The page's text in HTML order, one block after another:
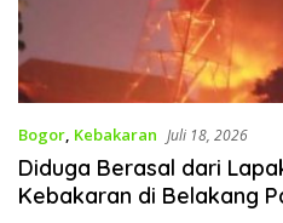
Bogor, Kebakaran Juli 18, 2026
Diduga Berasal dari
Kebakaran di Belakang